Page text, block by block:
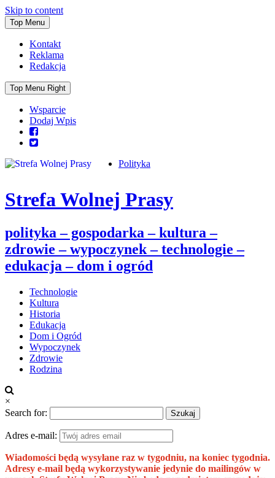
Skip to content
Top Menu
Kontakt
Reklama
Redakcja
Top Menu Right
Wsparcie
Dodaj Wpis
Strefa Wolnej Prasy
polityka – gospodarka – kultura –
zdrowie – wypoczynek – technologie –
edukacja – dom i ogród
Polityka
Technologie
Kultura
Historia
Edukacja
Dom i Ogród
Wypoczynek
Zdrowie
Rodzina
×
Search for:
Adres e-mail:
Wiadomości będą wysyłane raz w tygodniu, na koniec tygodnia.
Adresy e-mail będą wykorzystywanie jedynie do mailingów w